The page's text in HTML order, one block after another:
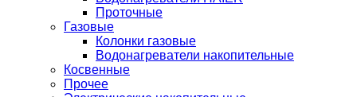
Проточные
Газовые
Колонки газовые
Водонагреватели накопительные
Косвенные
Прочее